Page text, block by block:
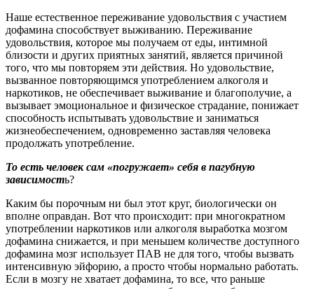
Наше естественное переживание удовольствия с участием
дофамина способствует выживанию. Переживание
удовольствия, которое мы получаем от еды, интимной
близости и других приятных занятий, является причиной
того, что мы повторяем эти действия. Но удовольствие,
вызванное повторяющимся употреблением алкоголя и
наркотиков, не обеспечивает выживание и благополучие, а
вызывает эмоциональное и физическое страдание, понижает
способность испытывать удовольствие и заниматься
жизнеобеспечением, одновременно заставляя человека
продолжать употребление.
То есть человек сам «погружает» себя в пагубную
зависимость?
Каким бы порочным ни был этот круг, биологически он
вполне оправдан. Вот что происходит: при многократном
употреблении наркотиков или алкоголя выработка мозгом
дофамина снижается, и при меньшем количестве доступного
дофамина мозг использует ПАВ не для того, чтобы вызвать
интенсивную эйфорию, а просто чтобы нормально работать.
Если в мозгу не хватает дофамина, то все, что раньше